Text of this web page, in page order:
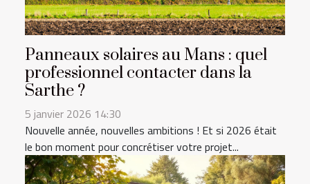
Panneaux solaires au Mans : quel
professionnel contacter dans la
Sarthe ?
5 janvier 2026 14:30
Nouvelle année, nouvelles ambitions ! Et si 2026 était
le bon moment pour concrétiser votre projet...